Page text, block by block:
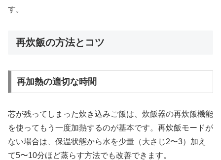
す。
再炊飯の方法とコツ
再加熱の適切な時間
芯が残ってしまった炊き込みご飯は、炊飯器の再炊飯機能
を使ってもう一度加熱するのが基本です。再炊飯モードが
ない場合は、保温状態から水を少量（大さじ2〜3）加え
て5〜10分ほど蒸らす方法でも改善できます。